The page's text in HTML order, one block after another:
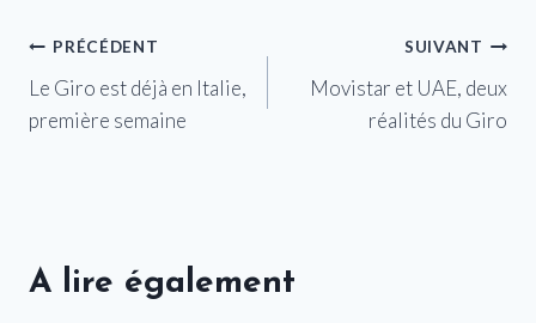
Navigation
de
PRÉCÉDENT
Le Giro est déjà en Italie,
première semaine
SUIVANT
Movistar et UAE, deux
réalités du Giro
A lire également